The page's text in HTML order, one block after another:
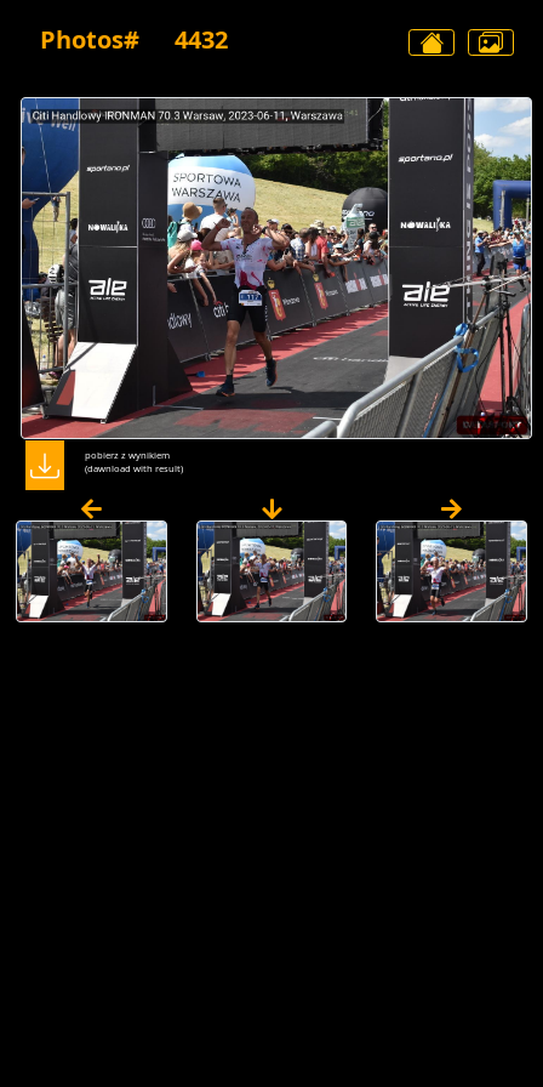
Photos# 4432
pobierz z wynikiem
(dawnload with result)